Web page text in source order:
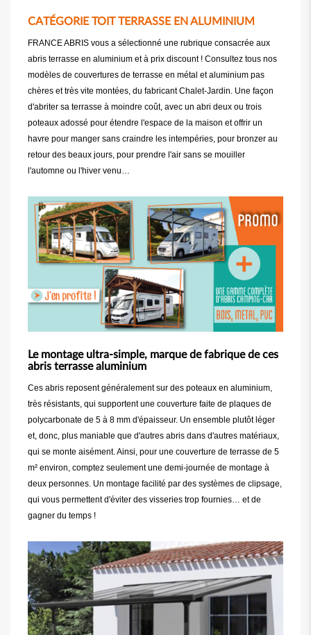
CATÉGORIE TOIT TERRASSE EN ALUMINIUM
FRANCE ABRIS vous a sélectionné une rubrique consacrée aux
abris terrasse en aluminium et à prix discount ! Consultez tous nos
modèles de couvertures de terrasse en métal et aluminium pas
chères et très vite montées, du fabricant Chalet-Jardin. Une façon
d'abriter sa terrasse à moindre coût, avec un abri deux ou trois
poteaux adossé pour étendre l'espace de la maison et offrir un
havre pour manger sans craindre les intempéries, pour bronzer au
retour des beaux jours, pour prendre l'air sans se mouiller
l'automne ou l'hiver venu…
Le montage ultra-simple, marque de fabrique de ces
abris terrasse aluminium
Ces abris reposent généralement sur des poteaux en aluminium,
très résistants, qui supportent une couverture faite de plaques de
polycarbonate de 5 à 8 mm d'épaisseur. Un ensemble plutôt léger
et, donc, plus maniable que d'autres abris dans d'autres matériaux,
qui se monte aisément. Ainsi, pour une couverture de terrasse de 5
m² environ, comptez seulement une demi-journée de montage à
deux personnes. Un montage facilité par des systèmes de clipsage,
qui vous permettent d'éviter des visseries trop fournies… et de
gagner du temps !